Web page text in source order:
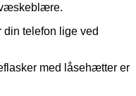
din telefon lige ved
med låsehætter er